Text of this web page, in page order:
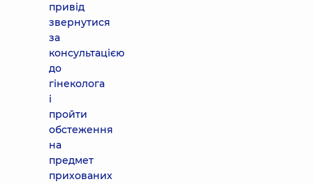
привід
звернутися
за
консультацією
до
гінеколога
і
пройти
обстеження
на
предмет
прихованих